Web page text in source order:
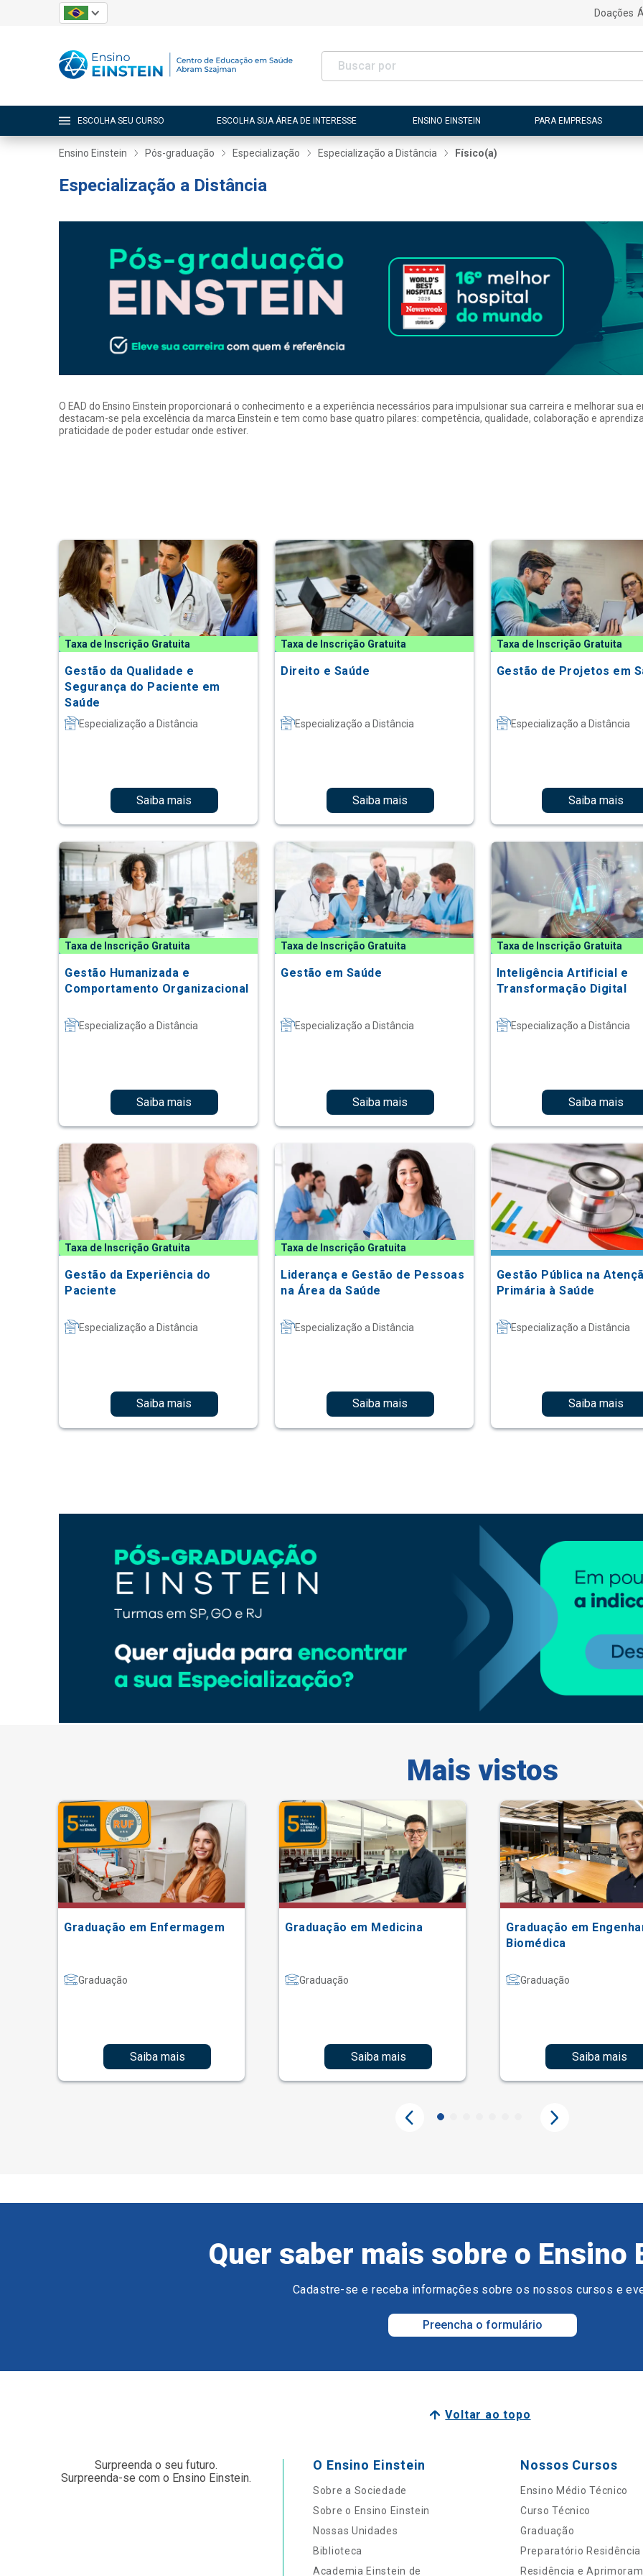
Doações
ESCOLHA SEU CURSO ESCOLHA SUA ÁREA DE INTERESSE ENSINO EINSTEIN PARA EMPRESAS
Ensino Einstein Pós-graduação Especialização Especialização a Distância Físico(a)
Especialização a Distância
O EAD do Ensino Einstein proporcionará o conhecimento e a experiência necessários para impulsionar sua carreira e melhorar
destacam-se pela excelência da marca Einstein e tem como base quatro pilares: competência, qualidade, colaboração e
praticidade de poder estudar onde estiver.
Taxa de Inscrição Gratuita
Gestão da Qualidade e
Segurança do Paciente em
Saúde
Especialização a Distância
Saiba mais
Taxa de Inscrição Gratuita
Direito e Saúde
Especialização a Distância
Saiba mais
Taxa de Inscrição Gratuita
Gestão de Projetos em
Especialização a Distância
Saiba mais
Taxa de Inscrição Gratuita
Gestão Humanizada e
Comportamento Organizacional
Especialização a Distância
Saiba mais
Taxa de Inscrição Gratuita
Gestão em Saúde
Especialização a Distância
Saiba mais
Taxa de Inscrição Gratuita
Inteligência Artificial e
Transformação Digital
Especialização a Distância
Saiba mais
Taxa de Inscrição Gratuita
Gestão da Experiência do
Paciente
Especialização a Distância
Saiba mais
Taxa de Inscrição Gratuita
Liderança e Gestão de Pessoas
na Área da Saúde
Especialização a Distância
Saiba mais
Gestão Pública na
Primária à Saúde
Especialização a Distância
Saiba mais
Mais vistos
Graduação em Enfermagem
Graduação
Saiba mais
Graduação em Medicina
Graduação
Saiba mais
Graduação em
Biomédica
Graduação
Saiba mais
Quer saber mais sobre o Ensino
Cadastre-se e receba informações sobre os nossos cursos e
Preencha o formulário
Voltar ao topo
Surpreenda o seu futuro.
Surpreenda-se com o Ensino Einstein.
O Ensino Einstein
Sobre a Sociedade
Sobre o Ensino Einstein
Nossas Unidades
Biblioteca
Academia Einstein de
Nossos Cursos
Ensino Médio Técnico
Curso Técnico
Graduação
Preparatório Residência
Residência e